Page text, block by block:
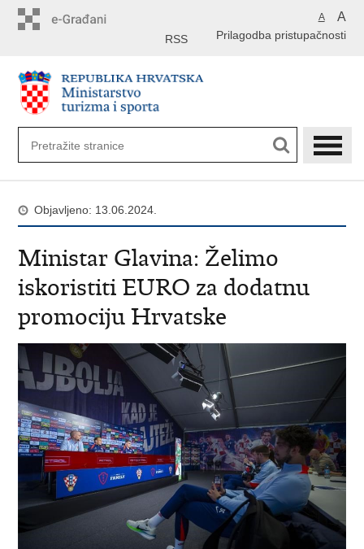
A A
Prilagodba pristupačnosti
RSS
Objavljeno: 13.06.2024.
Ministar Glavina: Želimo
iskoristiti EURO za dodatnu
promociju Hrvatske